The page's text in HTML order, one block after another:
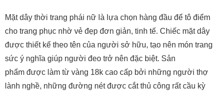
Mặt dây thời trang phái nữ là lựa chọn hàng đầu để tô điểm
cho trang phục nhờ vẻ đẹp đơn giản, tinh tế. Chiếc mặt dây
được thiết kế theo tên của người sở hữu, tạo nên món trang
sức ý nghĩa giúp người đeo trở nên đặc biệt. Sản
phẩm được làm từ vàng 18k cao cấp bởi những người thợ
lành nghề, những đường nét được cắt thủ công rất cầu kỳ